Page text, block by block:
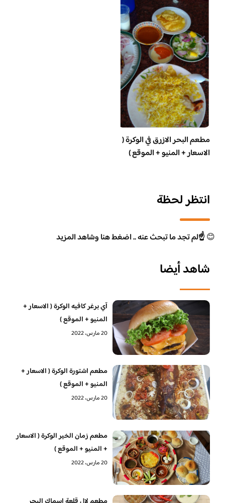
مطعم البحر الازرق في الوكرة (
الاسعار + المنيو + الموقع )
انتظر لحظة
😊☝️لم تجد ما تبحث عنه .. اضغط هنا وشاهد المزيد
شاهد أيضا
آي برغر كافيه الوكرة ( الاسعار +
المنيو + الموقع )
20 مارس، 2022
مطعم اشتورة الوكرة ( الاسعار +
المنيو + الموقع )
20 مارس، 2022
مطعم زمان الخير الوكرة ( الاسعار
+ المنيو + الموقع )
20 مارس، 2022